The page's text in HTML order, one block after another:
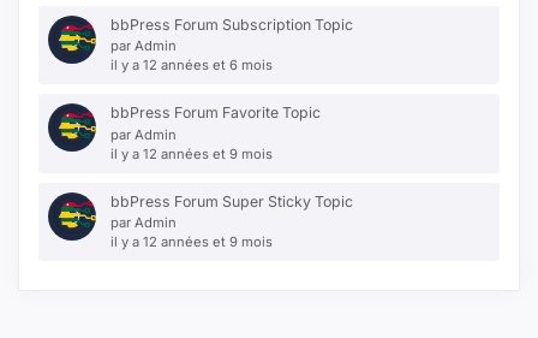
bbPress Forum Subscription Topic
par Admin
il y a 12 années et 6 mois
bbPress Forum Favorite Topic
par Admin
il y a 12 années et 9 mois
bbPress Forum Super Sticky Topic
par Admin
il y a 12 années et 9 mois